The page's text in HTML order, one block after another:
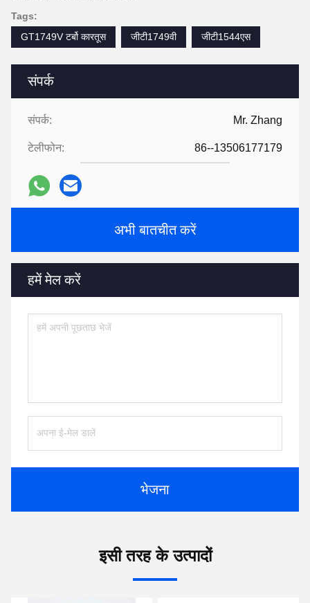
संपर्क
संपर्क: Mr. Zhang
टेलीफोन: 86--13506177179
अभी बातचीत करें
हमें मेल करें
भेजना
Tags:
GT1749V टर्बो कारतूस
जीटी1749वी जीटी1544एस
इसी तरह के उत्पादों